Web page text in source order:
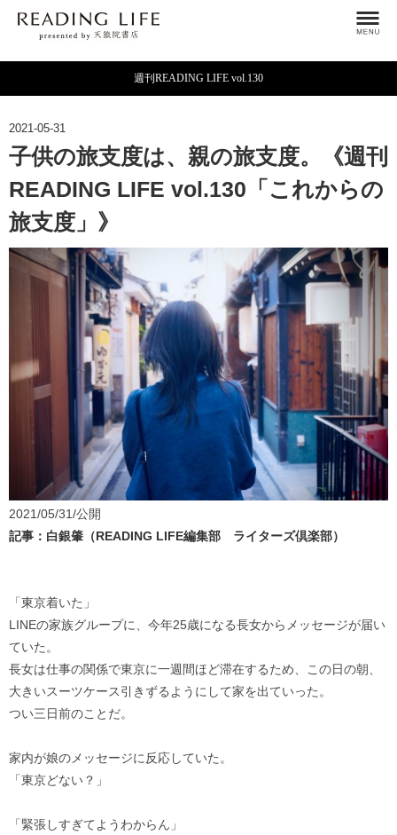
週刊READING LIFE vol.130
2021-05-31
子供の旅支度は、親の旅支度。《週刊
READING LIFE vol.130「これからの
旅支度」》
2021/05/31/公開
記事：白銀肇（READING LIFE編集部 ライターズ倶楽部）
「東京着いた」
LINEの家族グループに、今年25歳になる長女からメッセージが届い
ていた。
長女は仕事の関係で東京に一週間ほど滞在するため、この日の朝、
大きいスーツケース引きずるようにして家を出ていった。
つい三日前のことだ。
家内が娘のメッセージに反応していた。
「東京どない？」
「緊張しすぎてようわからん」